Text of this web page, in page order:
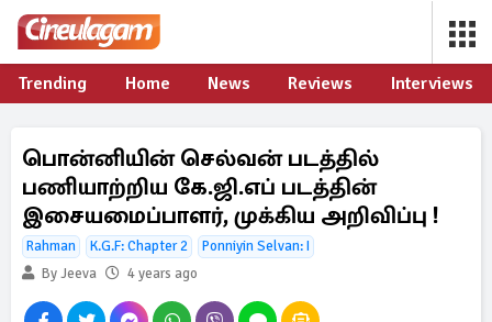
Trending Home News Reviews Interviews
பொன்னியின் செல்வன் படத்தில்
பணியாற்றிய கே.ஜி.எப் படத்தின்
இசையமைப்பாளர், முக்கிய அறிவிப்பு !
Rahman K.G.F: Chapter 2
Ponniyin Selvan: I
By Jeeva
4 years ago